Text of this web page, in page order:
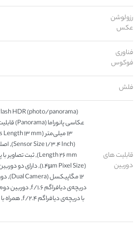
رزولوشن
عکس
فناوری
فوکوس
فلش
قابلیت های
دوربین